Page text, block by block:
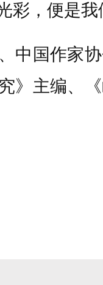
彩，便是
中国作家
》主编、